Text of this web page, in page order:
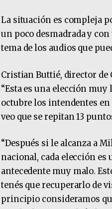
La situación es compleja
un poco desmadrada y
tema de los audios que
Cristian Buttié, director de
“Esta es una elección
octubre los intendentes en
veo que se repitan 13
“Después si le alcanza a
nacional, cada elección es
antecedente muy malo.
tenés que recuperarlo de
principio consideramos